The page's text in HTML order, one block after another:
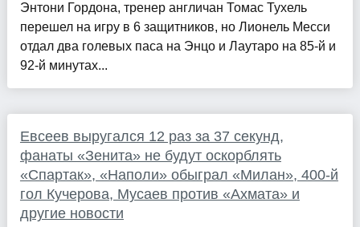
Энтони Гордона, тренер англичан Томас Тухель
перешел на игру в 6 защитников, но Лионель Месси
отдал два голевых паса на Энцо и Лаутаро на 85-й и
92-й минутах...
Евсеев выругался 12 раз за 37 секунд,
фанаты «Зенита» не будут оскорблять
«Спартак», «Наполи» обыграл «Милан», 400-й
гол Кучерова, Мусаев против «Ахмата» и
другие новости